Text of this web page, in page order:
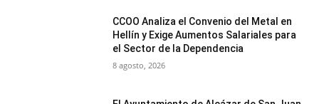
CCOO Analiza el Convenio del Metal en
Hellín y Exige Aumentos Salariales para
el Sector de la Dependencia
8 agosto, 2026